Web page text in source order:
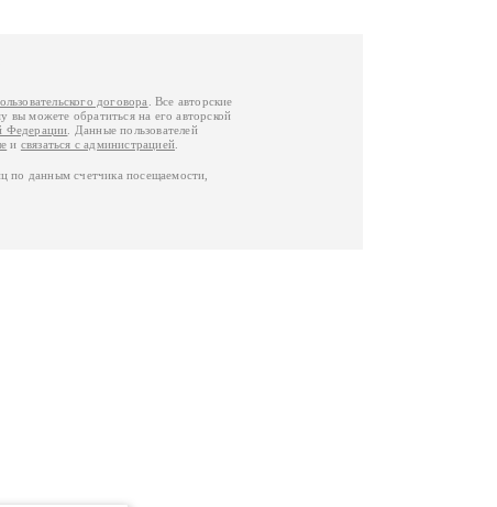
договора
. Все авторские
вы можете обратиться на его авторской
Федерации . Данные пользователей
и связаться с администрацией
по данным счетчика посещаемости,